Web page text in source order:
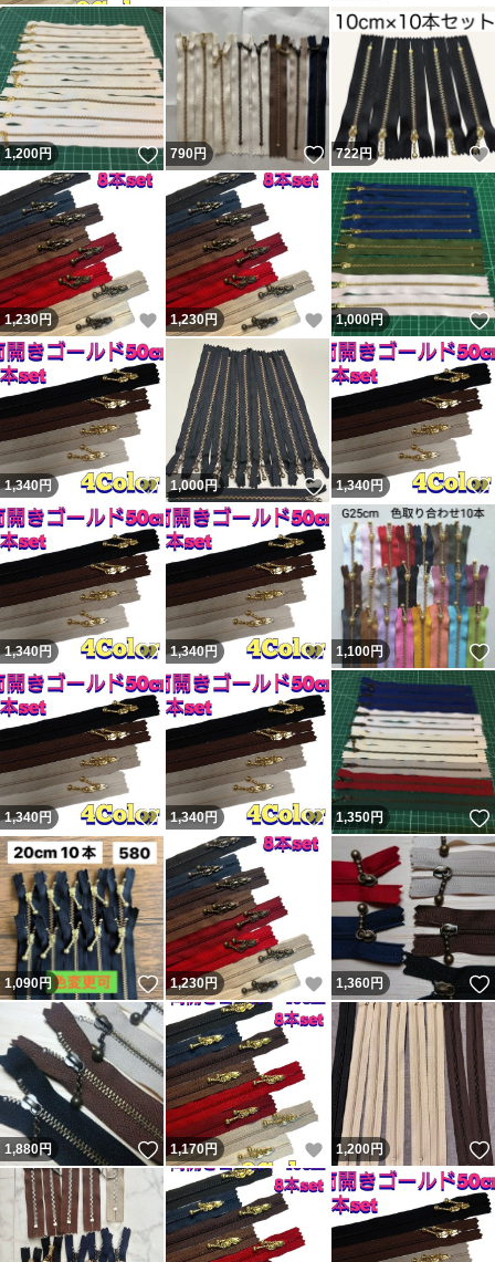
1,200円 いいね！
790円 いいね！
722円
1,230円 いいね！
1,230円 いいね！
1,000円
1,340円 いいね！
1,000円 いいね！
1,340円
1,340円 いいね！
1,340円 いいね！
1,100円
1,340円 いいね！
1,340円 いいね！
1,350円
1,090円 いいね！
1,230円 いいね！
1,360円
1,880円 いいね！
1,170円 いいね！
1,200円